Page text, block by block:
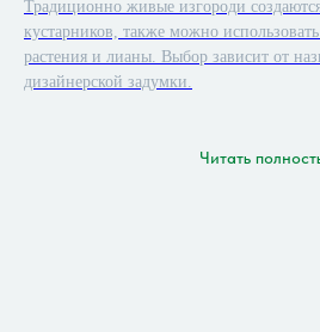
Традиционно живые изгороди
кустарников, также можно
растения и лианы. Выбор зависит от
дизайнерской задумки.
Читать